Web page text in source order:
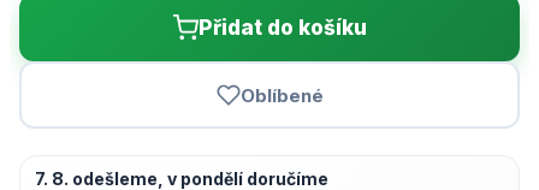
Přidat do košíku
Oblíbené
7. 8. odešleme, v pondělí doručíme